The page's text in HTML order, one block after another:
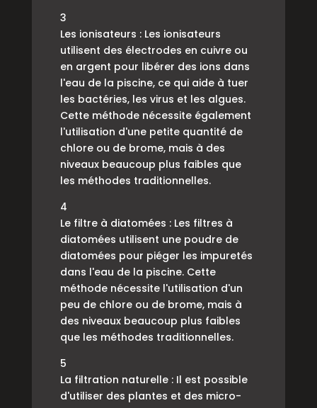
3
Les ionisateurs : Les ionisateurs
utilisent des électrodes en cuivre ou
en argent pour libérer des ions dans
l'eau de la piscine, ce qui aide à tuer
les bactéries, les virus et les algues.
Cette méthode nécessite également
l'utilisation d'une petite quantité de
chlore ou de brome, mais à des
niveaux beaucoup plus faibles que
les méthodes traditionnelles.
4
Le filtre à diatomées : Les filtres à
diatomées utilisent une poudre de
diatomées pour piéger les impuretés
dans l'eau de la piscine. Cette
méthode nécessite l'utilisation d'un
peu de chlore ou de brome, mais à
des niveaux beaucoup plus faibles
que les méthodes traditionnelles.
5
La filtration naturelle : Il est possible
d'utiliser des plantes et des micro-